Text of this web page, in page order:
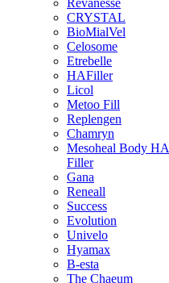
Revanesse
CRYSTAL
BioMialVel
Celosome
Etrebelle
HAFiller
Licol
Metoo Fill
Replengen
Chamryn
Mesoheal Body HA
Filler
Gana
Reneall
Success
Evolution
Univelo
Hyamax
B-esta
The Chaeum